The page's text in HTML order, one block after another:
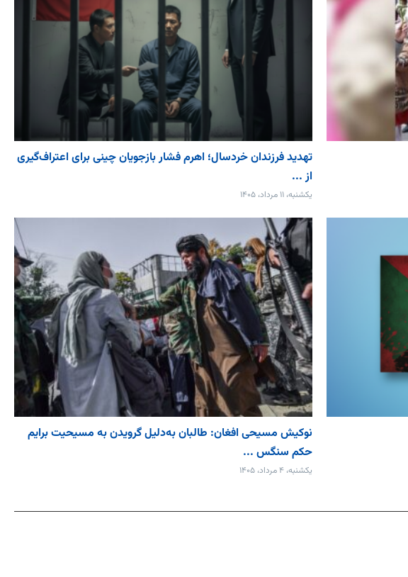
تهدید فرزندان خردسال؛ اهرم فشار بازجویان چینی برای اعتراف‌گیری
از ...
یکشنبه، ۱۱ مرداد، ۱۴۰۵
نوکیش مسیحی افغان: طالبان به‌دلیل گرویدن به مسیحیت برایم
حکم سنگس ...
یکشنبه، ۴ مرداد، ۱۴۰۵